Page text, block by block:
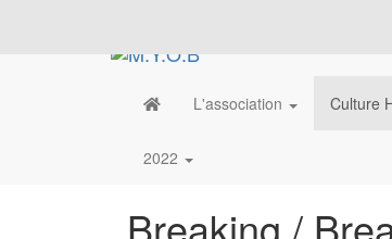
L'association Culture
2022